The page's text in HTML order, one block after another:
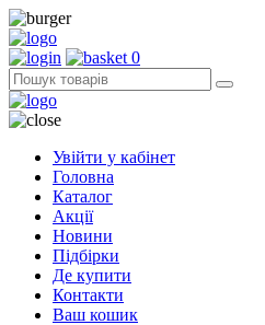
0
Увійти у кабінет
Головна
Каталог
Акції
Новини
Підбірки
Де купити
Контакти
Ваш кошик